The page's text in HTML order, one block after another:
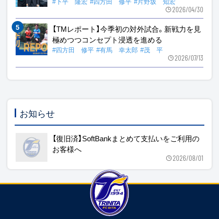
2026/04/30
【TMレポート】今季初の対外試合。新戦力を見
極めつつコンセプト浸透を進める
#四方田 修平 #有馬 幸太郎 #茂 平
2026/07/13
お知らせ
【復旧済】SoftBankまとめて支払いをご利用の
お客様へ
2026/08/01